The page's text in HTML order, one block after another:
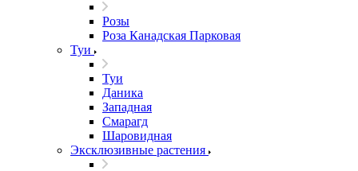
Розы
Роза Канадская Парковая
Туи
Туи
Даника
Западная
Смарагд
Шаровидная
Эксклюзивные растения